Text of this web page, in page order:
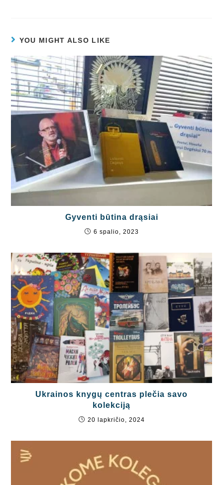
YOU MIGHT ALSO LIKE
Gyventi būtina drąsiai
6 spalio, 2023
Ukrainos knygų centras plečia savo
kolekciją
20 lapkričio, 2024